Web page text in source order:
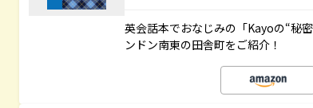
英会話本でおなじみの「Kayoの“秘
ンドン南東の田舎町をご紹介！